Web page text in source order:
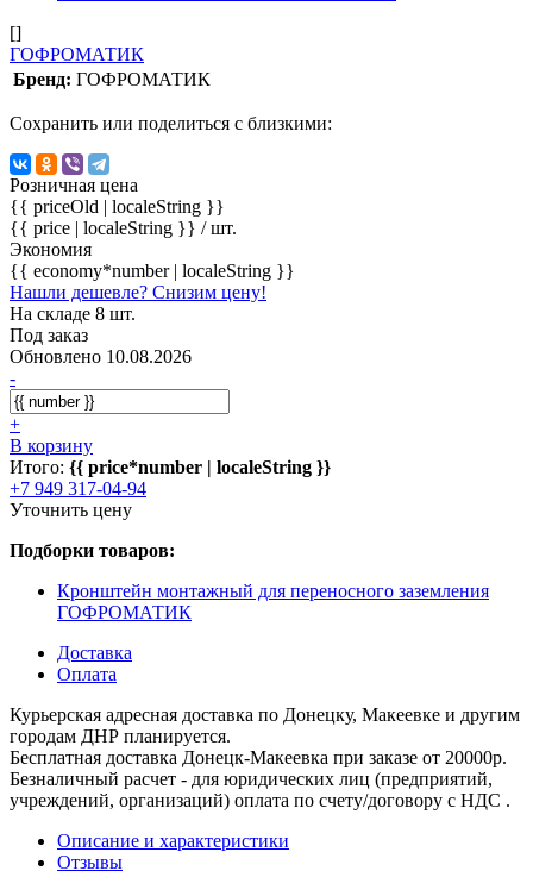
[]
ГОФРОМАТИК
Бренд: ГОФРОМАТИК
Сохранить или поделиться с близкими:
Розничная цена
{{ priceOld | localeString }}
{{ price | localeString }} / шт.
Экономия
{{ economy*number | localeString }}
Нашли дешевле? Снизим цену!
На складе 8 шт.
Под заказ
Обновлено 10.08.2026
-
+
В корзину
Итого: {{ price*number | localeString }}
+7 949 317-04-94
Уточнить цену
Подборки товаров:
Кронштейн монтажный для переносного заземления
ГОФРОМАТИК
Доставка
Оплата
Курьерская адресная доставка по Донецку, Макеевке и другим
городам ДНР планируется.
Бесплатная доставка Донецк-Макеевка при заказе от 20000р.
Безналичный расчет - для юридических лиц (предприятий,
учреждений, организаций) оплата по счету/договору с НДС .
Описание и характеристики
Отзывы